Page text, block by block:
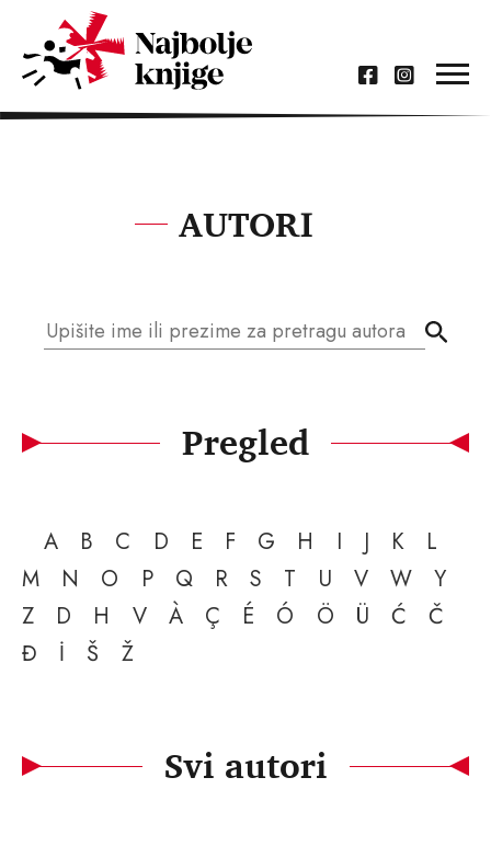
AUTORI
Pregled
A B C D E F G H I J K
L
M
N O P Q R S T U V W
Y
Z
D H V À Ç É Ó Ö Ü Ć
Č
Đ
İ Š Ž
Svi autori